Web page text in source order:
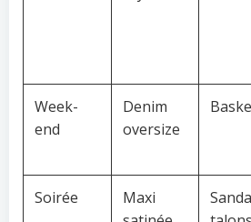
Week-
end
Denim
oversize
Soirée
Maxi